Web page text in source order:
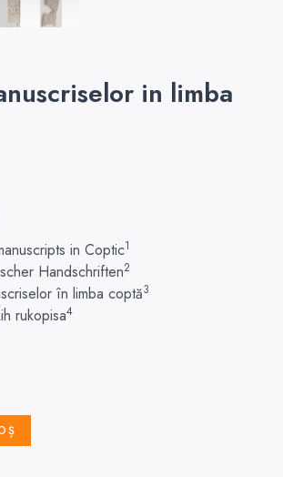
in limba
in Coptic1
Handschriften2
în limba coptă3
rukopisa4